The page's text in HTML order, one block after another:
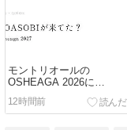
モントリオールの
OSHEAGA 2026に
YOASOBIが来てた！行け
ばよかったかも
12時間前